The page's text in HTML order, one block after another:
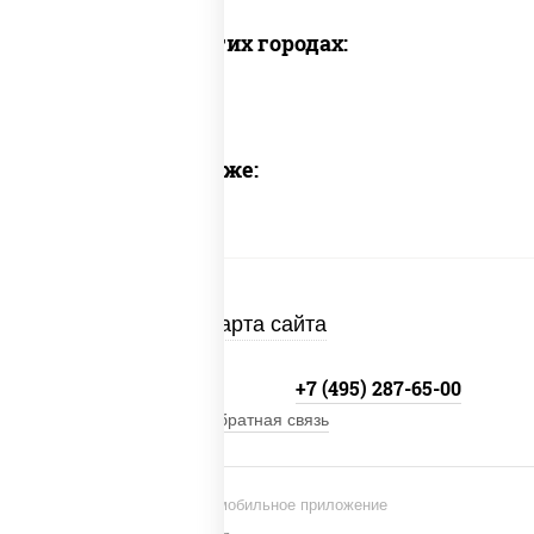
Доставка в других городах:
Предлагаем также:
Карта сайта
Установи мобильное приложение
+7 (495) 287-65-00
Обратная связь